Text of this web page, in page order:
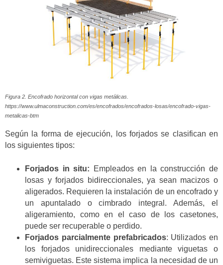
Figura 2. Encofrado horizontal con vigas metálicas.
https://www.ulmaconstruction.com/es/encofrados/encofrados-losas/encofrado-vigas-
metalicas-btm
Según la forma de ejecución, los forjados se clasifican en
los siguientes tipos:
Forjados in situ: Empleados en la construcción de
losas y forjados bidireccionales, ya sean macizos o
aligerados. Requieren la instalación de un encofrado y
un apuntalado o cimbrado integral. Además, el
aligeramiento, como en el caso de los casetones,
puede ser recuperable o perdido.
Forjados parcialmente prefabricados: Utilizados en
los forjados unidireccionales mediante viguetas o
semiviguetas. Este sistema implica la necesidad de un